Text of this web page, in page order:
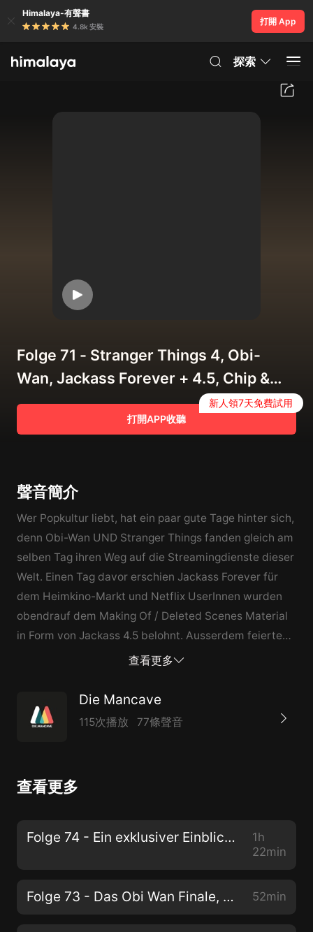
Himalaya-有聲書
4.8k 安裝
打開 App
探索
Folge 71 - Stranger Things 4, Obi-
Wan, Jackass Forever + 4.5, Chip &
Chap
打開APP收聽
新人領7天免費試用
聲音簡介
Wer Popkultur liebt, hat ein paar gute Tage hinter sich,
denn Obi-Wan UND Stranger Things fanden gleich am
selben Tag ihren Weg auf die Streamingdienste dieser
Welt. Einen Tag davor erschien Jackass Forever für
dem Heimkino-Markt und Netflix UserInnen wurden
obendrauf dem Making Of / Deleted Scenes Material
in Form von Jackass 4.5 belohnt. Ausserdem feierten
die Streifenhörnchen Chip & Chap ihr Comeback in
Disney+. Achso, und Kao the Kangaroo ist auch
zurück. Sehr viel Stoff, der besprochen werden muss!
SUPPORTEN AUF PATREON/// Support und dafür
Sonderformate, Early Access zu neuen Folgen,
查看更多
Die Mancave
115次播放 77條聲音
查看更多
Folge 74 - Ein exklusiver Einblick in den Avengers Campus im Disneyland Paris
1h
22min
Folge 73 - Das Obi Wan Finale, Hustle, Lightyear, Shredders Revenge, Blade Runner Enhanced & Massive Talent 52min